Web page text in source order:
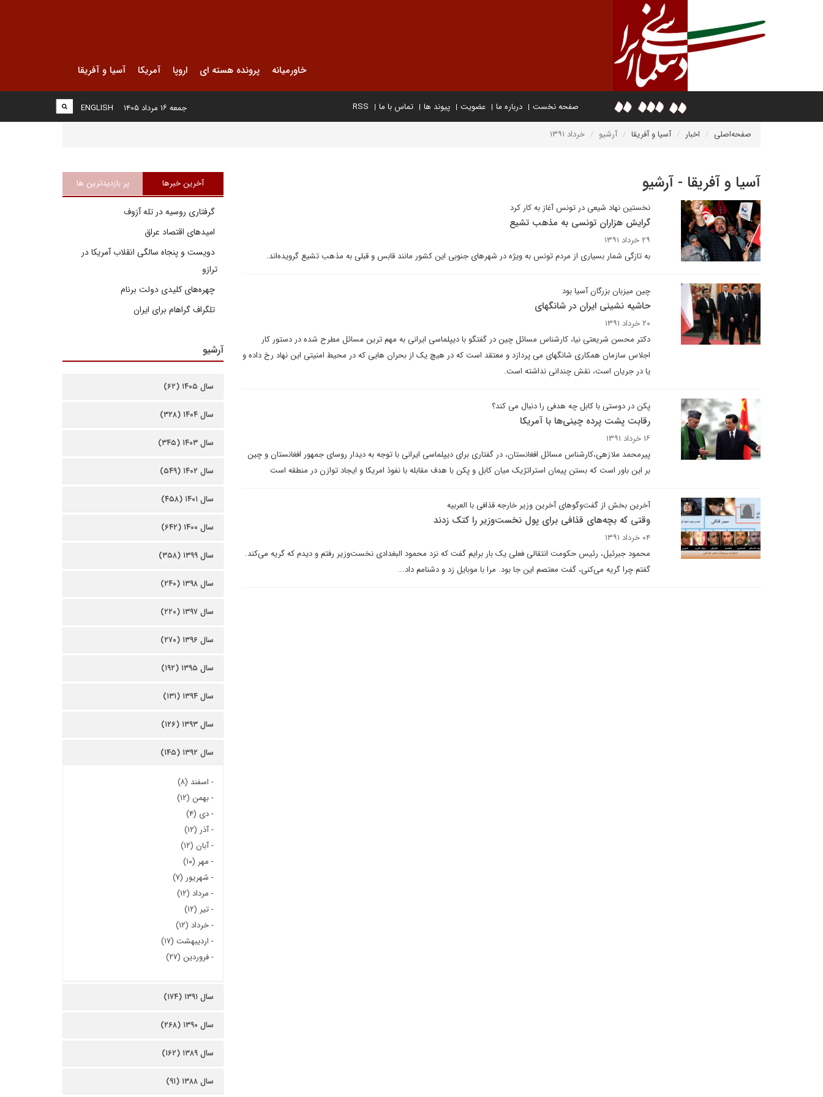
خاورمیانه پرونده هسته ای اروپا آمریکا آسیا و آفریقا
صفحه نخست درباره ما عضویت پیوند ها تماس با ما RSS
ENGLISH جمعه ۱۶ مرداد ۱۴۰۵
صفحه‌اصلی اخبار آسیا و آفریقا آرشیو خرداد ۱۳۹۱
آسیا و آفریقا - آرشیو
نخستین نهاد شیعی در تونس آغاز به کار کرد
گرایش هزاران تونسی به مذهب تشیع
۲۹ خرداد ۱۳۹۱
به تازگی شمار بسیاری از مردم تونس به ویژه در شهرهای جنوبی این کشور مانند قابس و قبلی به مذهب تشیع گرویده‌اند.
چین میزبان بزرگان آسیا بود
حاشیه نشینی ایران در شانگهای
۲۰ خرداد ۱۳۹۱
دکتر محسن شریعتی نیا، کارشناس مسائل چین در گفتگو با دیپلماسی ایرانی به مهم ترین مسائل مطرح شده در دستور کار
اجلاس سازمان همکاری شانگهای می پردازد و معتقد است که در هیچ یک از بحران هایی که در محیط امنیتی این نهاد رخ داده و
یا در جریان است، نقش چندانی نداشته است.
پکن در دوستی با کابل چه هدفی را دنبال می کند؟
رقابت پشت پرده چینی‌ها با آمریکا
۱۶ خرداد ۱۳۹۱
پیرمحمد ملازهی،کارشناس مسائل افغانستان، در گفتاری برای دیپلماسی ایرانی با توجه به دیدار روسای جمهور افغانستان و چین
بر این باور است که بستن پیمان استراتژیک میان کابل و پکن با هدف مقابله با نفوذ امریکا و ایجاد توازن در منطقه است
آخرین بخش از گفت‌وگوهای آخرین وزیر خارجه قذافی با العربیه
وقتی که بچه‌های قذافی برای پول نخست‌وزیر را کتک زدند
۰۴ خرداد ۱۳۹۱
محمود جبرئیل، رئیس حکومت انتقالی فعلی یک بار برایم گفت که نزد محمود البغدادی نخست‌وزیر رفتم و دیدم که گریه می‌کند.
گفتم چرا گریه می‌کنی، گفت معتصم این جا بود. مرا با موبایل زد و دشنامم داد...
آخرین خبرها پر بازدیدترین ها
گرفتاری روسیه در تله آزوف
امیدهای اقتصاد عراق
دویست و پنجاه سالگی انقلاب آمریکا در
ترازو
چهره‌های کلیدی دولت برنام
تلگراف گراهام برای ایران
آرشیو
سال ۱۴۰۵ (۶۲)
سال ۱۴۰۴ (۳۲۸)
سال ۱۴۰۳ (۳۴۵)
سال ۱۴۰۲ (۵۴۹)
سال ۱۴۰۱ (۴۵۸)
سال ۱۴۰۰ (۶۴۲)
سال ۱۳۹۹ (۳۵۸)
سال ۱۳۹۸ (۲۴۰)
سال ۱۳۹۷ (۲۲۰)
سال ۱۳۹۶ (۲۷۰)
سال ۱۳۹۵ (۱۹۲)
سال ۱۳۹۴ (۱۳۱)
سال ۱۳۹۳ (۱۲۶)
سال ۱۳۹۲ (۱۴۵)
- اسفند (۸)
-بهمن (۱۲)
-دی (۴)
-آذر (۱۲)
-آبان (۱۲)
- مهر (۱۰)
- شهریور (۷)
- مرداد (۱۲)
-تیر (۱۲)
-خرداد (۱۲)
- اردیبهشت (۱۷)
-فروردین (۲۷)
سال ۱۳۹۱ (۱۷۴)
سال ۱۳۹۰ (۲۶۸)
سال ۱۳۸۹ (۱۶۲)
سال ۱۳۸۸ (۹۱)